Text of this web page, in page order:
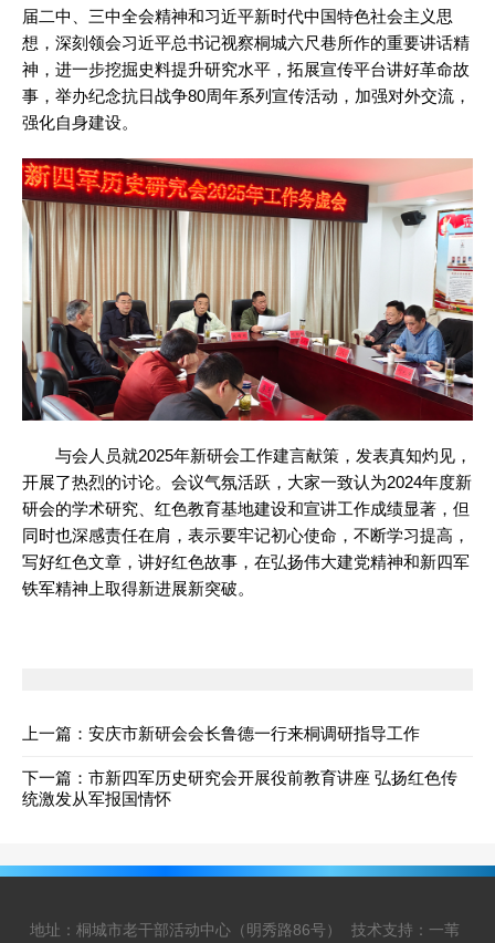
届二中、三中全会精神和习近平新时代中国特色社会主义思
想，深刻领会习近平总书记视察桐城六尺巷所作的重要讲话精
神，进一步挖掘史料提升研究水平，拓展宣传平台讲好革命故
事，举办纪念抗日战争80周年系列宣传活动，加强对外交流，
强化自身建设。
与会人员就2025年新研会工作建言献策，发表真知灼见，
开展了热烈的讨论。会议气氛活跃，大家一致认为2024年度新
研会的学术研究、红色教育基地建设和宣讲工作成绩显著，但
同时也深感责任在肩，表示要牢记初心使命，不断学习提高，
写好红色文章，讲好红色故事，在弘扬伟大建党精神和新四军
铁军精神上取得新进展新突破。
上一篇： 安庆市新研会会长鲁德一行来桐调研指导工作
下一篇： 市新四军历史研究会开展役前教育讲座 弘扬红色传
统激发从军报国情怀
地址：桐城市老干部活动中心（明秀路86号） 技术支持：一苇